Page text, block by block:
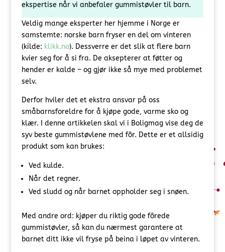
ekspertise når vi anbefaler gummistøvler til barn.
Veldig mange eksperter her hjemme i Norge er
samstemte: norske barn fryser en del om vinteren
(kilde: klikk.no). Dessverre er det slik at flere barn
kvier seg for å si fra. De aksepterer at føtter og
hender er kalde – og gjør ikke så mye med problemet
selv.
Derfor hviler det et ekstra ansvar på oss
småbarnsforeldre for å kjøpe gode, varme sko og
klær. I denne artikkelen skal vi i Boligmag vise deg de
syv beste gummistøvlene med fôr. Dette er et allsidig
produkt som kan brukes:
Ved kulde.
Når det regner.
Ved sludd og når barnet oppholder seg i snøen.
Med andre ord: kjøper du riktig gode fôrede
gummistøvler, så kan du nærmest garantere at
barnet ditt ikke vil fryse på beina i løpet av vinteren.